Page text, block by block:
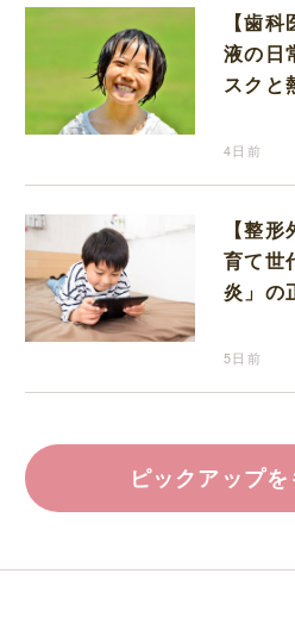
【歯
液の日
スクと
4日前
【整
育て世
炎」の
5日前
ピックアップ